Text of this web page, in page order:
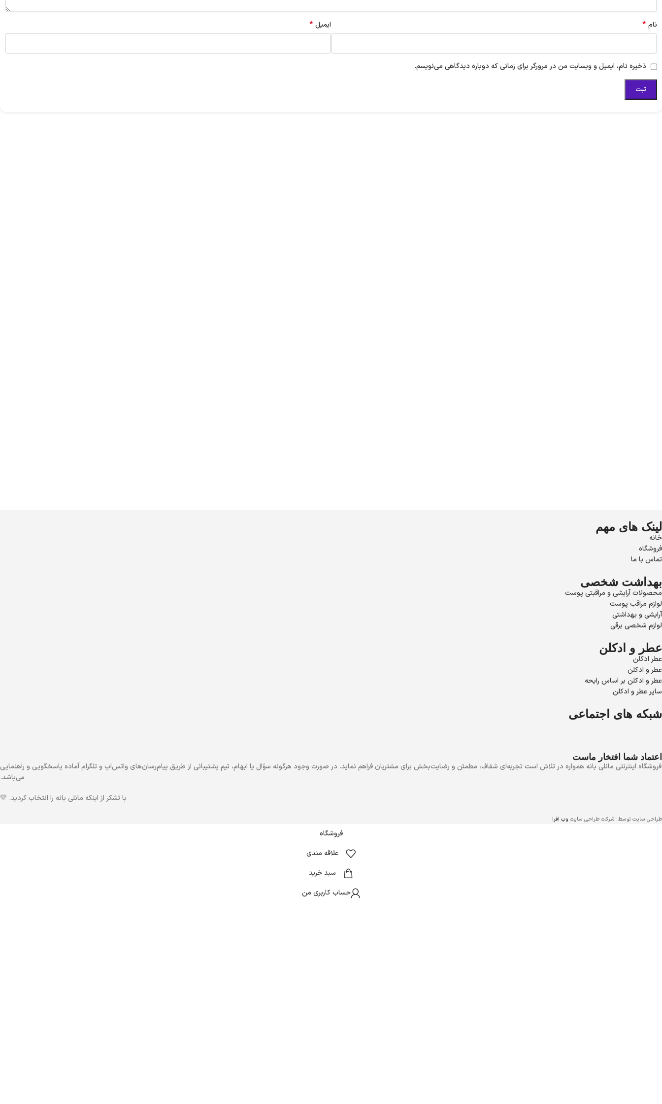
نام* ایمیل*
ذخیره نام، ایمیل و وبسایت من در مرورگر برای زمانی که دوباره دیدگاهی می‌نویسم.
لینک های مهم
خانه
فروشگاه
تماس با ما
بهداشت شخصی
محصولات آرایشی و مراقبتی پوست
لوازم مراقب پوست
آرایشی و بهداشتی
لوازم شخصی برقی
عطر و ادکلن
عطر ادکلن
عطر و ادکلن
عطر و ادکلن بر اساس رایحه
سایر عطر و ادکلن
شبکه های اجتماعی
اعتماد شما افتخار ماست
فروشگاه اینترنتی مانلی بانه همواره در تلاش است تجربه‌ای شفاف، مطمئن و رضایت‌بخش برای مشتریان فراهم نماید. در صورت وجود هرگونه سؤال یا ابهام، تیم پشتیبانی از طریق پیام‌رسان‌های واتس‌اپ و تلگرام آماده پاسخگویی و راهنمایی
می‌باشد.
با تشکر از اینکه مانلی بانه را انتخاب کردید. 💛
طراحی سایت توسط: شرکت طراحی سایت وب افرا
فروشگاه
علاقه مندی
سبد خرید
حساب کاربری من